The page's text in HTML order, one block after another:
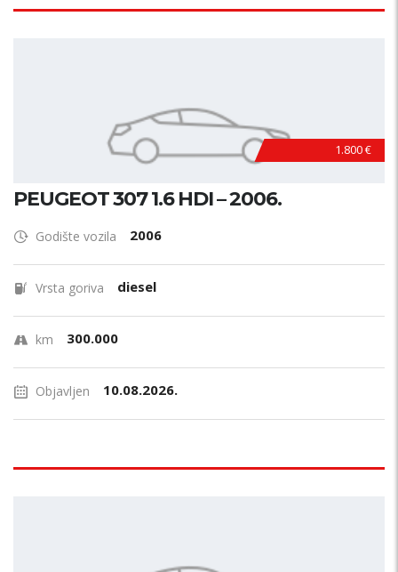
1.800 €
PEUGEOT 307 1.6 HDI – 2006.
Godište vozila 2006
Vrsta goriva diesel
km 300.000
Objavljen 10.08.2026.